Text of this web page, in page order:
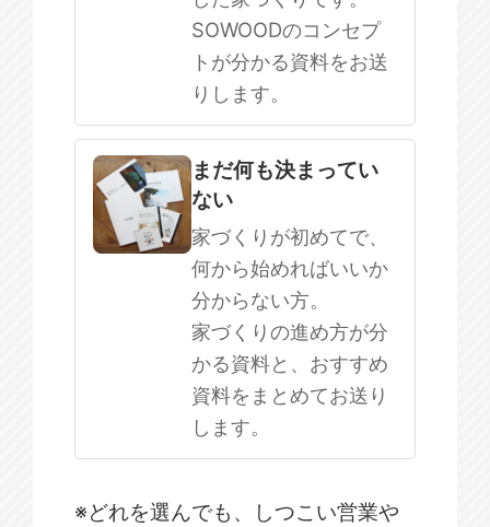
SOWOODのコンセプ
トが分かる資料をお送
りします。
まだ何も決まってい
ない
家づくりが初めてで、
何から始めればいいか
分からない方。
家づくりの進め方が分
かる資料と、おすすめ
資料をまとめてお送り
します。
※どれを選んでも、しつこい営業や